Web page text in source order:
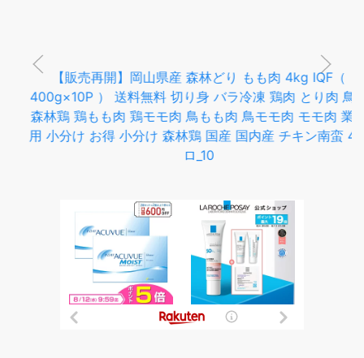
用 小分け お得 小分け 森林鶏 国産 国内産 チキン南蛮 4キ
ロ_10